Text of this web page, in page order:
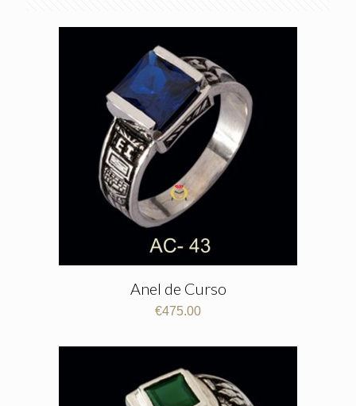
Anel de Curso
€475.00